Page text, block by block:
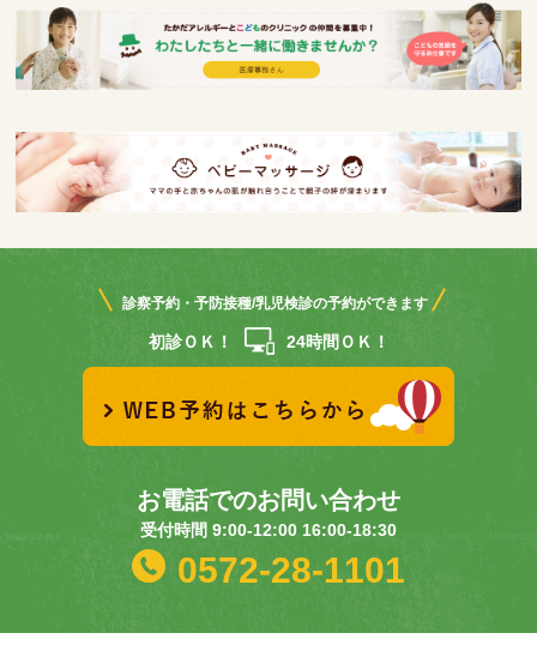
診察予約・予防接種/乳児検診の予約ができます
初診ＯＫ！ 24時間ＯＫ！
お電話でのお問い合わせ
受付時間 9:00-12:00 16:00-18:30
0572-28-1101